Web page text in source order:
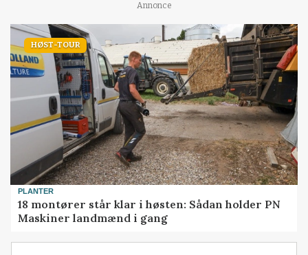
Annonce
HØST-TOUR
PLANTER
18 montører står klar i høsten: Sådan holder PN
Maskiner landmænd i gang